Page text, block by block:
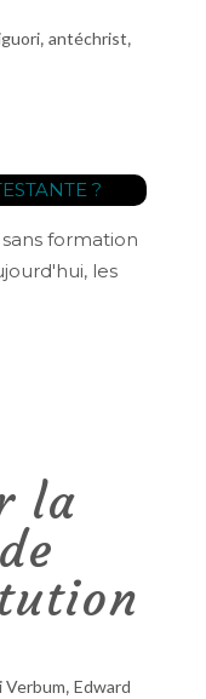
, antéchrist,
formation
les
la
Verbum, Edward